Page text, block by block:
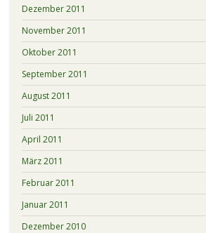
Dezember 2011
November 2011
Oktober 2011
September 2011
August 2011
Juli 2011
April 2011
März 2011
Februar 2011
Januar 2011
Dezember 2010